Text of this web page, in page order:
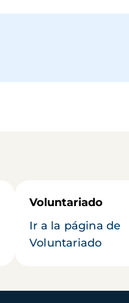
Voluntariado
Ir a la página de
Voluntariado